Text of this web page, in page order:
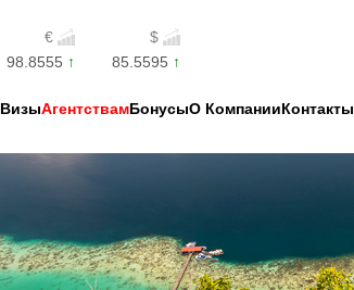
€
$
98.8555 85.5595
ВизыАгентствамБонусыО КомпанииКонтакты